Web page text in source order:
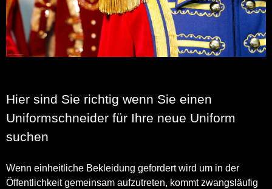
Hier sind Sie richtig wenn Sie einen
Uniformschneider für Ihre neue Uniform
suchen
Wenn einheitliche Bekleidung gefordert wird um in der
Öffentlichkeit gemeinsam aufzutreten, kommt zwangsläufig